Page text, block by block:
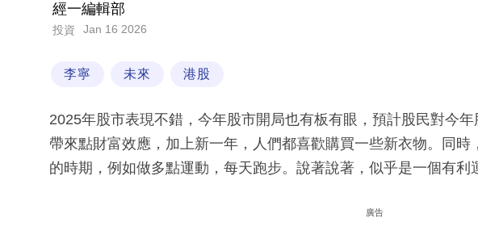
經一編輯部
投資 Jan 16 2026
李寧 未來 港股
2025年股市表現不錯，今年股市開局也有板有眼，預計股民對今
帶來點財富效應，加上新一年，人們都喜歡購買一些新衣物。同
的時期，例如做多點運動，每天跑步。說著說著，似乎是一個有利
廣告